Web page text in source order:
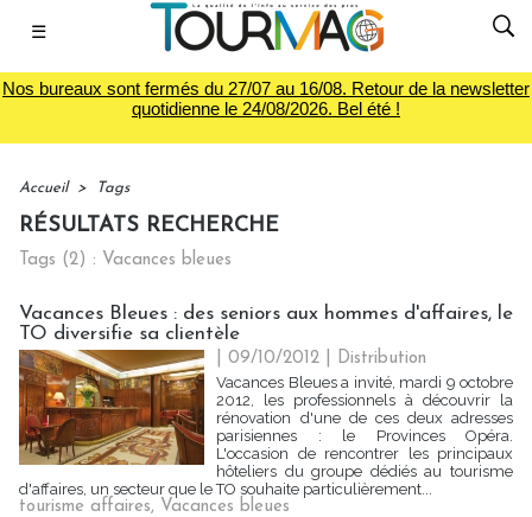
☰
Nos bureaux sont fermés du 27/07 au 16/08. Retour de la newsletter
quotidienne le 24/08/2026. Bel été !
Accueil > Tags
RÉSULTATS RECHERCHE
Tags (2) : Vacances bleues
Vacances Bleues : des seniors aux hommes d'affaires, le
TO diversifie sa clientèle
| 09/10/2012
Distribution
Vacances Bleues a invité, mardi 9 octobre
2012, les professionnels à découvrir la
rénovation d'une de ces deux adresses
parisiennes : le Provinces Opéra.
L'occasion de rencontrer les principaux
hôteliers du groupe dédiés au tourisme
d'affaires, un secteur que le TO souhaite particulièrement...
tourisme affaires, Vacances bleues